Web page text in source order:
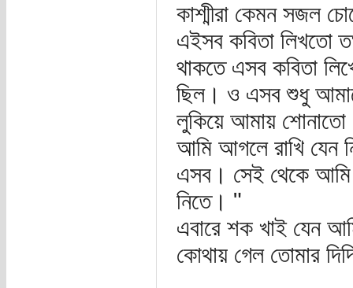
কাশ্মীরা কেমন সজল
এইসব কবিতা লিখতো
থাকতে এসব কবিতা
ছিল। ও এসব শুধু
লুকিয়ে আমায়
আমি আগলে রাখি যেন
এসব। সেই থেকে আমি
নিতে। "
এবারে শক খাই যেন
কোথায় গেল তোমার